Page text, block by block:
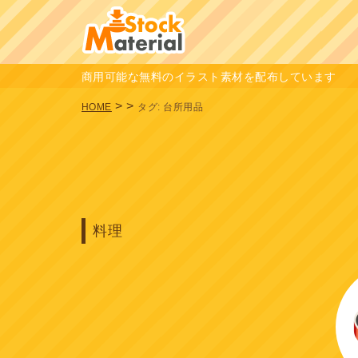
商用可能な無料のイラスト素材を配布しています
HOME >> タグ: 台所用品
料理